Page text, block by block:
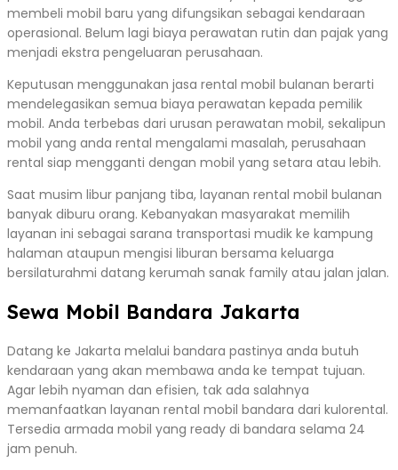
membeli mobil baru yang difungsikan sebagai kendaraan
operasional. Belum lagi biaya perawatan rutin dan pajak yang
menjadi ekstra pengeluaran perusahaan.
Keputusan menggunakan jasa rental mobil bulanan berarti
mendelegasikan semua biaya perawatan kepada pemilik
mobil. Anda terbebas dari urusan perawatan mobil, sekalipun
mobil yang anda rental mengalami masalah, perusahaan
rental siap mengganti dengan mobil yang setara atau lebih.
Saat musim libur panjang tiba, layanan rental mobil bulanan
banyak diburu orang. Kebanyakan masyarakat memilih
layanan ini sebagai sarana transportasi mudik ke kampung
halaman ataupun mengisi liburan bersama keluarga
bersilaturahmi datang kerumah sanak family atau jalan jalan.
Sewa Mobil Bandara Jakarta
Datang ke Jakarta melalui bandara pastinya anda butuh
kendaraan yang akan membawa anda ke tempat tujuan.
Agar lebih nyaman dan efisien, tak ada salahnya
memanfaatkan layanan rental mobil bandara dari kulorental.
Tersedia armada mobil yang ready di bandara selama 24
jam penuh.